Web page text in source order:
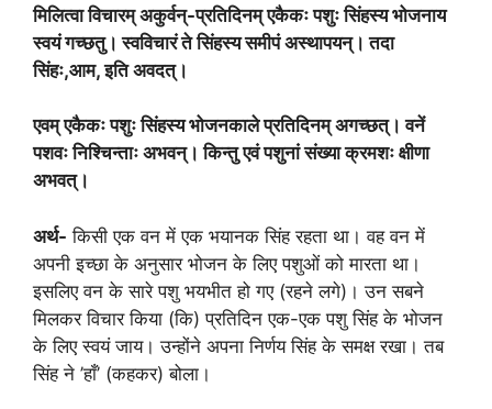
मिलित्वा विचारम् अकुर्वन्-प्रतिदिनम् एकैकः पशुः सिंहस्य भोजनाय
स्वयं गच्छतु। स्वविचारं ते सिंहस्य समीपं अस्थापयन्। तदा
सिंहः,आम,इति अवदत्।
एवम् एकैकः पशुः सिंहस्य भोजनकाले प्रतिदिनम् अगच्छत्। वनें
पशवः निश्चिन्ताः अभवन्। किन्तु एवं पशुनां संख्या क्रमशः क्षीणा
अभवत्।
अर्थ- किसी एक वन में एक भयानक सिंह रहता था। वह वन में
अपनी इच्छा के अनुसार भोजन के लिए पशुओं को मारता था।
इसलिए वन के सारे पशु भयभीत हो गए (रहने लगे)। उन सबने
मिलकर विचार किया (कि) प्रतिदिन एक-एक पशु सिंह के भोजन
के लिए स्वयं जाय। उन्होंने अपना निर्णय सिंह के समक्ष रखा। तब
सिंह ने ’हाँ’ (कहकर) बोला।